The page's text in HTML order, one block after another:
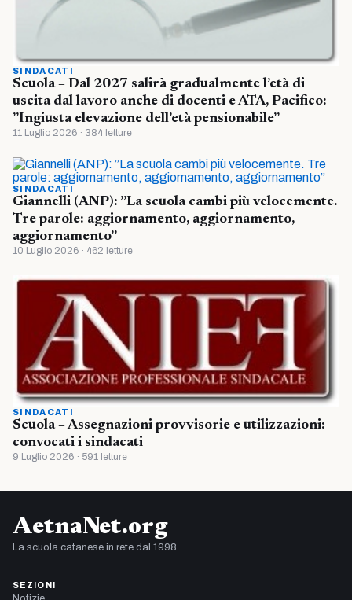
SINDACATI
Scuola – Dal 2027 salirà gradualmente l’età di
uscita dal lavoro anche di docenti e ATA, Pacifico:
”Ingiusta elevazione dell’età pensionabile”
11 Luglio 2026 · 384 letture
SINDACATI
Giannelli (ANP): ”La scuola cambi più velocemente.
Tre parole: aggiornamento, aggiornamento,
aggiornamento”
10 Luglio 2026 · 462 letture
SINDACATI
Scuola – Assegnazioni provvisorie e utilizzazioni:
convocati i sindacati
9 Luglio 2026 · 591 letture
AetnaNet.org
La scuola catanese in rete dal 1998
SEZIONI